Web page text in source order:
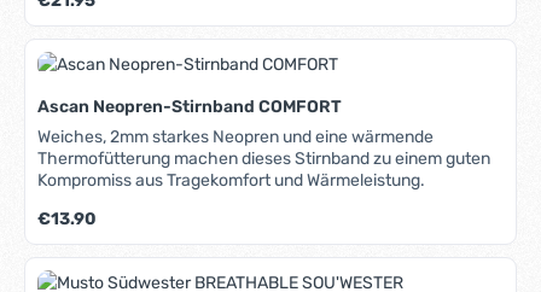
Ascan Neopren-Stirnband COMFORT
Weiches, 2mm starkes Neopren und eine wärmende
Thermofütterung machen dieses Stirnband zu einem guten
Kompromiss aus Tragekomfort und Wärmeleistung.
Regulärer Preis:
€13.90